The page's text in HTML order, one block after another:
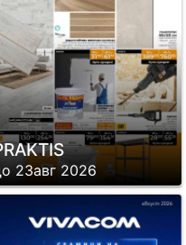
23авг 2026